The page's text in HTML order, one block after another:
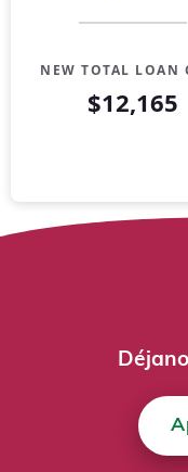
NEW TOTAL LOAN
$12,165
Current
$1,384